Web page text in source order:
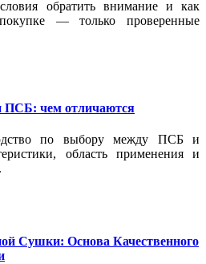
обратить внимание и как
— только проверенные
чем отличаются
по выбору между ПСБ и
область применения и
Сушки: Основа Качественного